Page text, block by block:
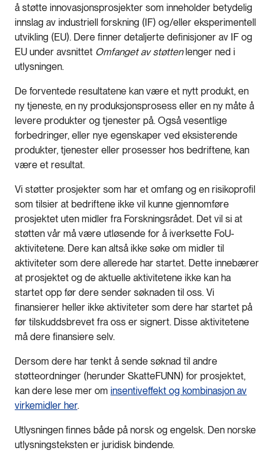
å støtte innovasjonsprosjekter som inneholder betydelig
innslag av industriell forskning (IF) og/eller eksperimentell
utvikling (EU). Dere finner detaljerte definisjoner av IF og
EU under avsnittet Omfanget av støttenlenger ned i
utlysningen.
De forventede resultatene kan være et nytt produkt, en
ny tjeneste, en ny produksjonsprosess eller en ny måte å
levere produkter og tjenester på. Også vesentlige
forbedringer, eller nye egenskaper ved eksisterende
produkter, tjenester eller prosesser hos bedriftene, kan
være et resultat.
Vi støtter prosjekter som har et omfang og en risikoprofil
som tilsier at bedriftene ikke vil kunne gjennomføre
prosjektet uten midler fra Forskningsrådet. Det vil si at
støtten vår må være utløsende for å iverksette FoU-
aktivitetene. Dere kan altså ikke søke om midler til
aktiviteter som dere allerede har startet. Dette innebærer
at prosjektet og de aktuelle aktivitetene ikke kan ha
startet opp før dere sender søknaden til oss. Vi
finansierer heller ikke aktiviteter som dere har startet på
før tilskuddsbrevet fra oss er signert. Disse aktivitetene
må dere finansiere selv.
Dersom dere har tenkt å sende søknad til andre
støtteordninger (herunder SkatteFUNN) for prosjektet,
kan dere lese mer om insentiveffekt og kombinasjon av
virkemidler her.
Utlysningen finnes både på norsk og engelsk. Den norske
utlysningsteksten er juridisk bindende.